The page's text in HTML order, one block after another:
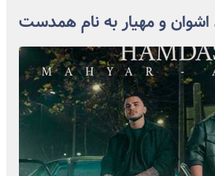
و مهیار به نام همدست